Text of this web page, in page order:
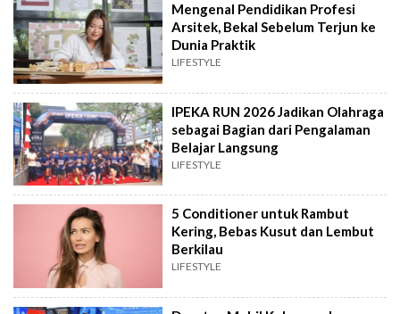
Mengenal Pendidikan Profesi
Arsitek, Bekal Sebelum Terjun ke
Dunia Praktik
LIFESTYLE
IPEKA RUN 2026 Jadikan Olahraga
sebagai Bagian dari Pengalaman
Belajar Langsung
LIFESTYLE
5 Conditioner untuk Rambut
Kering, Bebas Kusut dan Lembut
Berkilau
LIFESTYLE